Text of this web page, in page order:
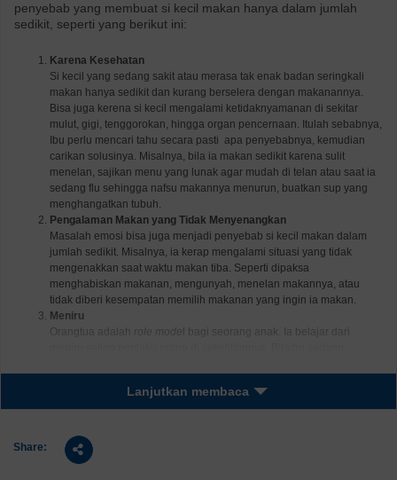
penyebab yang membuat si kecil makan hanya dalam jumlah
sedikit, seperti yang berikut ini:
Karena Kesehatan
Si kecil yang sedang sakit atau merasa tak enak badan seringkali
makan hanya sedikit dan kurang berselera dengan makanannya.
Bisa juga kerena si kecil mengalami ketidaknyamanan di sekitar
mulut, gigi, tenggorokan, hingga organ pencernaan. Itulah sebabnya,
Ibu perlu mencari tahu secara pasti apa penyebabnya, kemudian
carikan solusinya. Misalnya, bila ia makan sedikit karena sulit
menelan, sajikan menu yang lunak agar mudah di telan atau saat ia
sedang flu sehingga nafsu makannya menurun, buatkan sup yang
menghangatkan tubuh.
Pengalaman Makan yang Tidak Menyenangkan
Masalah emosi bisa juga menjadi penyebab si kecil makan dalam
jumlah sedikit. Misalnya, ia kerap mengalami situasi yang tidak
mengenakkan saat waktu makan tiba. Seperti dipaksa
menghabiskan makanan, mengunyah, menelan makannya, atau
tidak diberi kesempatan memilih makanan yang ingin ia makan.
Meniru
Orangtua adalah
role mode
l bagi seorang anak. Ia belajar dari
makan bukanlah aktivitas penting. Jadi, jangan heran bila si kecil
pun hanya makan sedikit, atau bahkan tak mau makan.
Bila si kecil hanya makan sedikit karena makanan yang Ibu sajikan,
maka Ibu perlu berkreasi dan memberikan variasi makanan yang
Lanjutkan membaca
Share: